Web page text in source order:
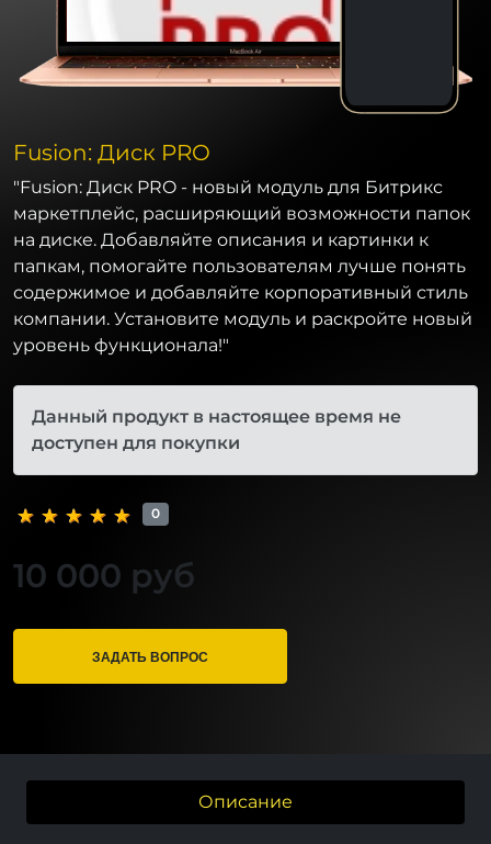
Fusion: Диск PRO
"Fusion: Диск PRO - новый модуль для Битрикс
маркетплейс, расширяющий возможности папок
на диске. Добавляйте описания и картинки к
папкам, помогайте пользователям лучше понять
содержимое и добавляйте корпоративный стиль
компании. Установите модуль и раскройте новый
уровень функционала!"
Данный продукт в настоящее время не
доступен для покупки
0
10 000 руб
ЗАДАТЬ ВОПРОС
Описание